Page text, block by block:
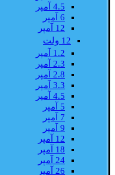
4.5 آمپر
6 آمپر
12 آمپر
12 ولت
1.2 آمپر
2.3 آمپر
2.8 آمپر
3.3 آمپر
4.5 آمپر
5 آمپر
7 آمپر
9 آمپر
12 آمپر
18 آمپر
24 آمپر
26 آمپر